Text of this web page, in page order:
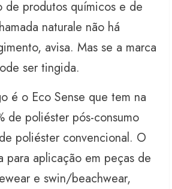
de produtos químicos e de
naturale não há
avisa. Mas se a marca
ser tingida.
é o Eco Sense que tem na
de poliéster pós-consumo
poliéster convencional. O
para aplicação em peças de
e swin/beachwear,